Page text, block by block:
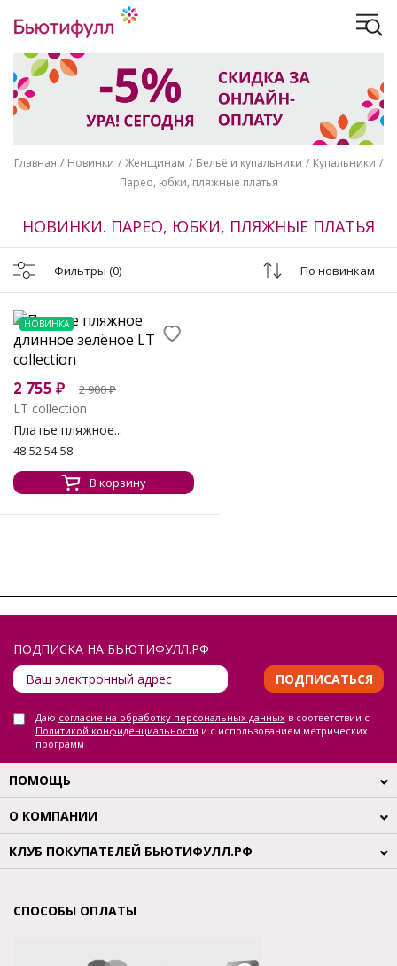
Главная Новинки Женщинам Бельё и купальники
Купальники
Парео, юбки, пляжные платья
НОВИНКИ. ПАРЕО, ЮБКИ, ПЛЯЖНЫЕ ПЛАТЬЯ
Фильтры (0) По новинкам
НОВИНКА
2 755 ₽ 2 900₽
LT collection
Платье пляжное...
48-52 54-58
В корзину
ПОДПИСКА НА БЬЮТИФУЛЛ.РФ
ПОДПИСАТЬСЯ
Даю согласие на обработку персональных данныхв соответствии с
Политикой конфиденциальности и с использованием метрических
программ
ПОМОЩЬ
О КОМПАНИИ
КЛУБ ПОКУПАТЕЛЕЙ БЬЮТИФУЛЛ.РФ
СПОСОБЫ ОПЛАТЫ